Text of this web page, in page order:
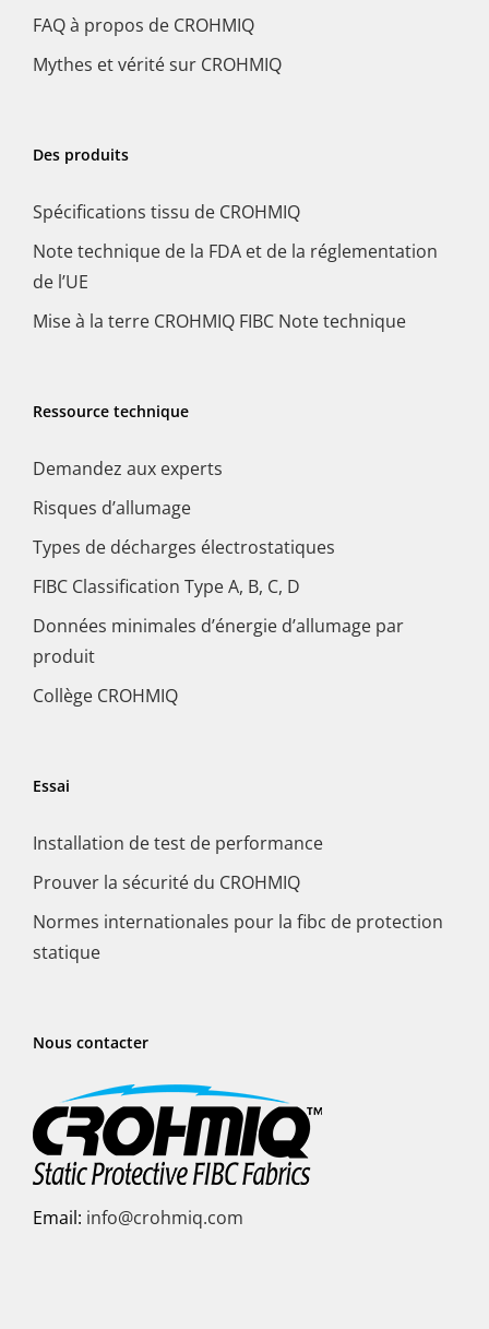
FAQ à propos de CROHMIQ
Mythes et vérité sur CROHMIQ
Des produits
Spécifications tissu de CROHMIQ
Note technique de la FDA et de la réglementation
de l’UE
Mise à la terre CROHMIQ FIBC Note technique
Ressource technique
Demandez aux experts
Risques d’allumage
Types de décharges électrostatiques
FIBC Classification Type A, B, C, D
Données minimales d’énergie d’allumage par
produit
Collège CROHMIQ
Essai
Installation de test de performance
Prouver la sécurité du CROHMIQ
Normes internationales pour la fibc de protection
statique
Nous contacter
Email: info@crohmiq.com